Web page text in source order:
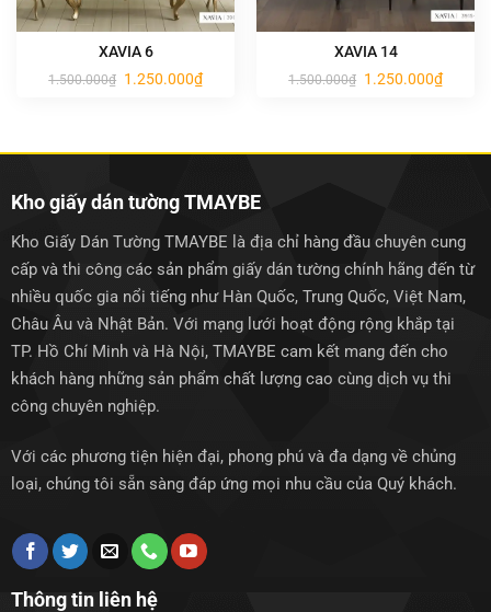
XAVIA 6
1.500.000₫ Giá
1.250.000₫Giá
hiện
XAVIA 14
1.500.000₫ Giá
1.250.000₫Giá
hiện
Kho giấy dán tường TMAYBE
Kho Giấy Dán Tường TMAYBE là địa chỉ hàng đầu chuyên cung
cấp và thi công các sản phẩm giấy dán tường chính hãng đến từ
nhiều quốc gia nổi tiếng như Hàn Quốc, Trung Quốc, Việt Nam,
Châu Âu và Nhật Bản. Với mạng lưới hoạt động rộng khắp tại
TP. Hồ Chí Minh và Hà Nội, TMAYBE cam kết mang đến cho
khách hàng những sản phẩm chất lượng cao cùng dịch vụ thi
công chuyên nghiệp.
Với các phương tiện hiện đại, phong phú và đa dạng về chủng
loại, chúng tôi sẵn sàng đáp ứng mọi nhu cầu của Quý khách.
Thông tin liên hệ